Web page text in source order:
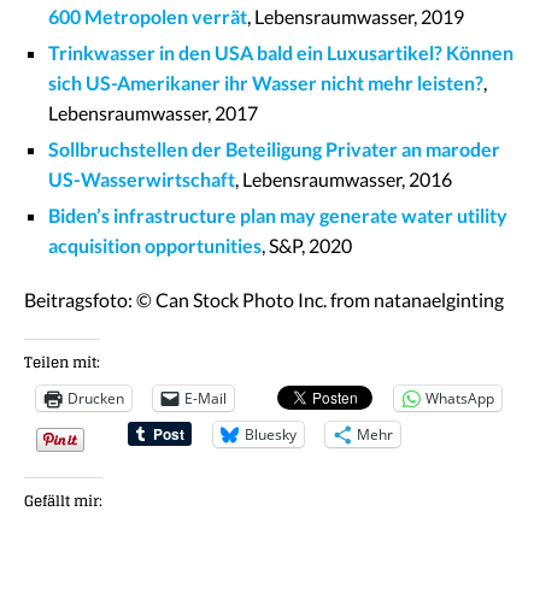
600 Metropolen verrät, Lebensraumwasser, 2019
Trinkwasser in den USA bald ein Luxusartikel? Können
sich US-Amerikaner ihr Wasser nicht mehr leisten?,
Lebensraumwasser, 2017
Sollbruchstellen der Beteiligung Privater an maroder
US-Wasserwirtschaft, Lebensraumwasser, 2016
Biden’s infrastructure plan may generate water utility
acquisition opportunities, S&P, 2020
Beitragsfoto: © Can Stock Photo Inc. from natanaelginting
Teilen mit:
Drucken E-Mail
WhatsApp
Bluesky
Mehr
Gefällt mir: